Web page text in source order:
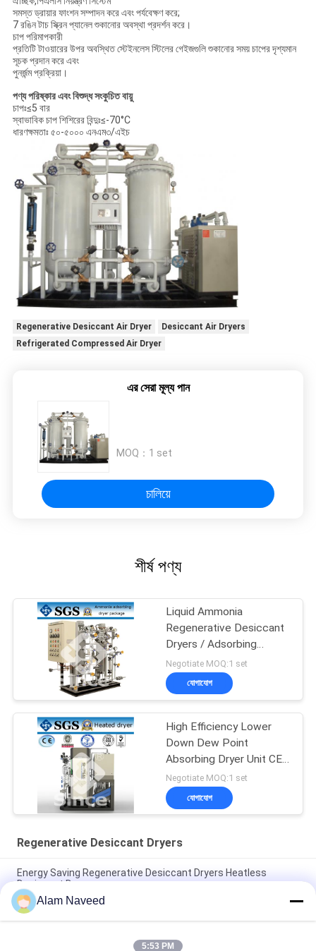
সমস্ত ড্রায়ার ফাংশন সম্পাদন করে এবং পর্যবেক্ষণ করে;
7 রঙিন টাচ স্ক্রিন প্যানেল শুকানোর অবস্থা প্রদর্শন করে।
চাপ পরিমাপকারী
প্রতিটি টাওয়ারের উপর অবস্থিত স্টেইনলেস স্টিলের গেইজগুলি শুকানোর সময় চাপের দৃশ্যমান
সূচক প্রদান করে এবং
পুনর্জন্ম প্রক্রিয়া।
পণ্য পরিষ্কার এবং বিশুদ্ধ সংকুচিত বায়ু
চাপঃ≤5 বার
স্বাভাবিক চাপ শিশিরের বিন্দুঃ≤-70°C
ধারণক্ষমতাঃ ৫০-৫০০০ এনএম৩/এইচ
Regenerative Desiccant Air Dryer
Desiccant Air Dryers
Refrigerated Compressed Air Dryer
এর সেরা মূল্য পান
MOQ： 1 set
চালিয়ে
শীর্ষ পণ্য
Liquid Ammonia
Regenerative Desiccant
Dryers / Adsorbing
Desiccant Dryers
Negotiate MOQ:1 set
যোগাযোগ
High Efficiency Lower
Down Dew Point
Absorbing Dryer Unit CE /
BV / Approved
Negotiate MOQ:1 set
যোগাযোগ
Regenerative Desiccant Dryers
Energy Saving Regenerative Desiccant Dryers Heatless
Desiccant Dryers
Heated Regenerative Desiccant Dryers / Carbon Steel
Desiccant Air Dryers
Alam Naveed
5:53 PM